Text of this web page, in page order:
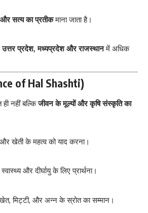
सत्य का प्रतीकमाना जाता है।
उत्तर प्रदेश, मध्यप्रदेश और राजस्थानमें अधिक
of Hal Shashti)
ही नहीं बल्किजीवन के मूल्यों और कृषि संस्कृति का
खेती के महत्व को याद करना।
और दीर्घायु के लिए प्रार्थना।
मिट्टी, और अन्न के स्रोत का सम्मान।